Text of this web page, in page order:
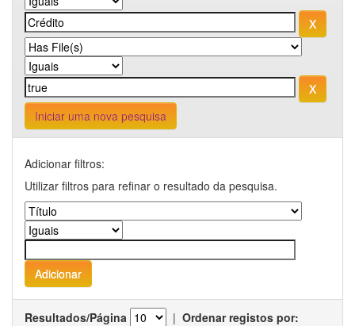
Iniciar uma nova pesquisa
Adicionar filtros:
Utilizar filtros para refinar o resultado da pesquisa.
Resultados/Página | Ordenar registos por: